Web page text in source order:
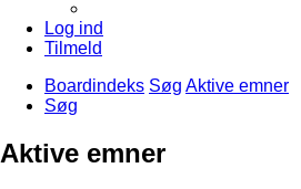
Log ind
Tilmeld
Boardindeks Søg Aktive emner
Søg
Aktive emner